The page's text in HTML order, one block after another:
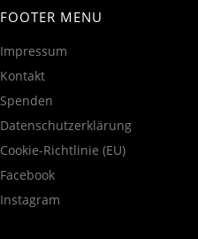
FOOTER MENU
Impressum
Kontakt
Spenden
Datenschutzerklärung
Cookie-Richtlinie (EU)
Facebook
Instagram